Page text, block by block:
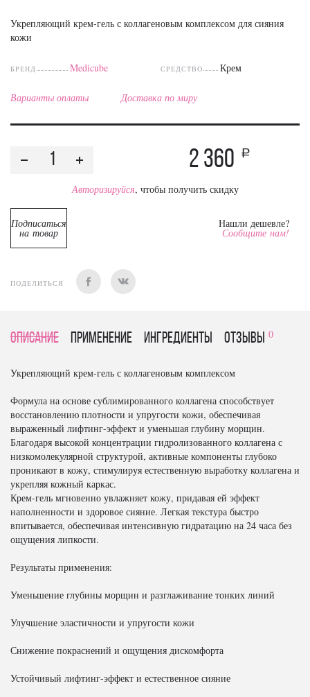
Укрепляющий крем-гель с коллагеновым комплексом для сияния
кожи
БРЕНД Medicube СРЕДСТВО Крем
Варианты оплаты Доставка по миру
2 360 a
Авторизируйся, чтобы получить скидку
Подписаться
на товар
Нашли дешевле?
Сообщите нам!
ПОДЕЛИТЬСЯ
Описание Применение Ингредиенты отзывы 0
Укрепляющий крем-гель с коллагеновым комплексом
Формула на основе сублимированного коллагена способствует
восстановлению плотности и упругости кожи, обеспечивая
выраженный лифтинг-эффект и уменьшая глубину морщин.
Благодаря высокой концентрации гидролизованного коллагена с
низкомолекулярной структурой, активные компоненты глубоко
проникают в кожу, стимулируя естественную выработку коллагена и
укрепляя кожный каркас.
Крем-гель мгновенно увлажняет кожу, придавая ей эффект
наполненности и здоровое сияние. Легкая текстура быстро
впитывается, обеспечивая интенсивную гидратацию на 24 часа без
ощущения липкости.
Результаты применения:
Уменьшение глубины морщин и разглаживание тонких линий
Улучшение эластичности и упругости кожи
Снижение покраснений и ощущения дискомфорта
Устойчивый лифтинг-эффект и естественное сияние